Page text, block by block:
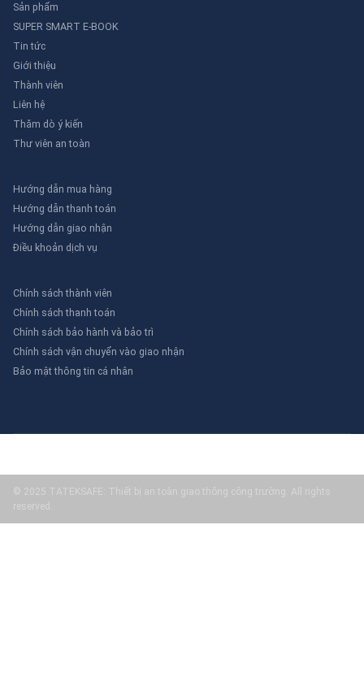
Sản phẩm
SUPER SMART E-BOOK
Tin tức
Giới thiệu
Thành viên
Liên hệ
Thăm dò ý kiến
Thư viên an toàn
Hướng dẫn mua hàng
Hướng dẫn thanh toán
Hướng dẫn giao nhận
Điều khoản dịch vụ
Chính sách thành viên
Chính sách thanh toán
Chính sách bảo hành và bảo trì
Chính sách vận chuyển vào giao nhận
Bảo mật thông tin cá nhân
© 2025 TATEKSAFE: Thiết bị an toàn giao thông công trường. All rights
reserved.